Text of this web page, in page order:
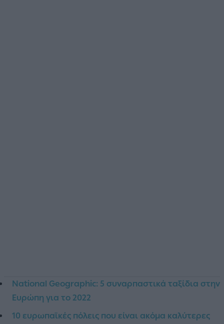
National Geographic: 5 συναρπαστικά ταξίδια στην
Ευρώπη για το 2022
10 ευρωπαϊκές πόλεις που είναι ακόμα καλύτερες